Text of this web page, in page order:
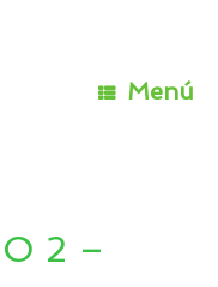
Menú
2 –